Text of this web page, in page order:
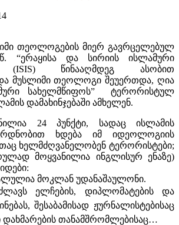
თეოლოგების მიერ გავრცელებულ
“ერაყისა და სირიის ისლამური
(ISIS) წინააღმდეგ ასობით
მუსლიმი თეოლოგი შეუერთდა, ღია
სახელმწიფოს” ტერორისტულ
დამახინჯებაში ამხელენ.
24 პუნქტი, სადაც ისლამის
ხდება იმ იდეოლოგიის
ხელმძღვანელობენ ტერორისტები;
მოყვანილია ინგლისურ ენაზე)
მოკლან უდანაშაულონი.
ელჩების, დიპლომატების და
შესაბამისად ჟურნალისტებისაც
დახმარების თანამშრომლებისაც…